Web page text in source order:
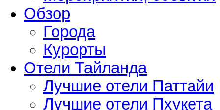
Обзор
Города
Курорты
Отели Тайланда
Лучшие отели Паттайи
Лучшие отели Пхукета